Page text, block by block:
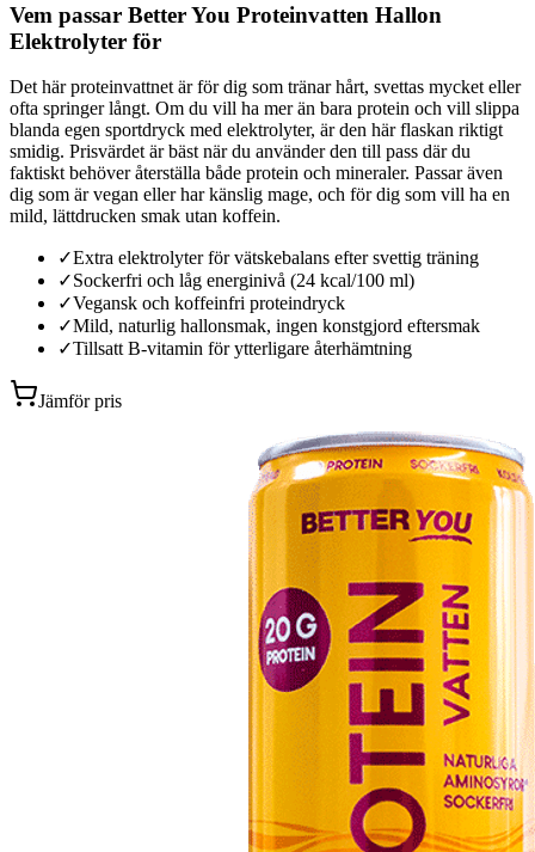
Vem passar Better You Proteinvatten Hallon
Elektrolyter för
Det här proteinvattnet är för dig som tränar hårt, svettas mycket eller
ofta springer långt. Om du vill ha mer än bara protein och vill slippa
blanda egen sportdryck med elektrolyter, är den här flaskan riktigt
smidig. Prisvärdet är bäst när du använder den till pass där du
faktiskt behöver återställa både protein och mineraler. Passar även
dig som är vegan eller har känslig mage, och för dig som vill ha en
mild, lättdrucken smak utan koffein.
✓Extra elektrolyter för vätskebalans efter svettig träning
✓Sockerfri och låg energinivå (24 kcal/100 ml)
✓Vegansk och koffeinfri proteindryck
✓Mild, naturlig hallonsmak, ingen konstgjord eftersmak
✓Tillsatt B-vitamin för ytterligare återhämtning
Jämför pris